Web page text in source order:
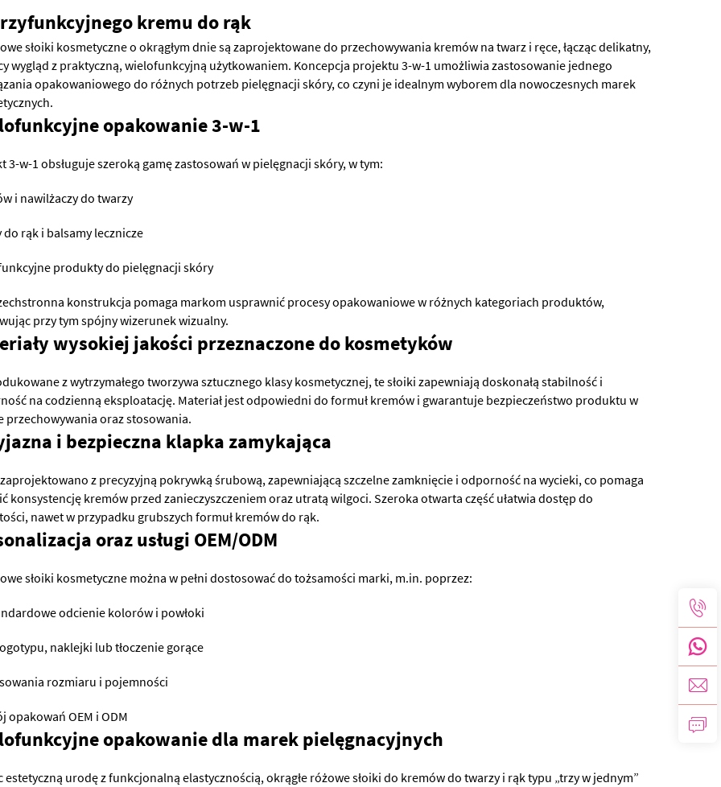
kremu do rąk
słoiki kosmetyczne o okrągłym dnie są zaprojektowane do przechowywania kremów na twarz i ręce, łącząc delikatny,
wygląd z praktyczną, wielofunkcyjną użytkowaniem. Koncepcja projektu 3-w-1 umożliwia zastosowanie jednego
opakowaniowego do różnych potrzeb pielęgnacji skóry, co czyni je idealnym wyborem dla nowoczesnych marek
opakowanie 3-w-1
3-w-1 obsługuje szeroką gamę zastosowań w pielęgnacji skóry, w tym:
i nawilżaczy do twarzy
do rąk i balsamy lecznicze
produkty do pielęgnacji skóry
konstrukcja pomaga markom usprawnić procesy opakowaniowe w różnych kategoriach produktów,
przy tym spójny wizerunek wizualny.
wysokiej jakości przeznaczone do kosmetyków
z wytrzymałego tworzywa sztucznego klasy kosmetycznej, te słoiki zapewniają doskonałą stabilność i
na codzienną eksploatację. Materiał jest odpowiedni do formuł kremów i gwarantuje bezpieczeństwo produktu w
przechowywania oraz stosowania.
i bezpieczna klapka zamykająca
z precyzyjną pokrywką śrubową, zapewniającą szczelne zamknięcie i odporność na wycieki, co pomaga
konsystencję kremów przed zanieczyszczeniem oraz utratą wilgoci. Szeroka otwarta część ułatwia dostęp do
nawet w przypadku grubszych formuł kremów do rąk.
oraz usługi OEM/ODM
słoiki kosmetyczne można w pełni dostosować do tożsamości marki, m.in. poprzez:
odcienie kolorów i powłoki
naklejki lub tłoczenie gorące
rozmiaru i pojemności
opakowań OEM i ODM
opakowanie dla marek pielęgnacyjnych
estetyczną urodę z funkcjonalną elastycznością, okrągłe różowe słoiki do kremów do twarzy i rąk typu „trzy w jednym”